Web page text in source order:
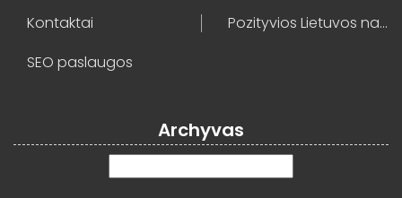
Kontaktai
Pozityvios Lietuvos naujienos
SEO paslaugos
Archyvas